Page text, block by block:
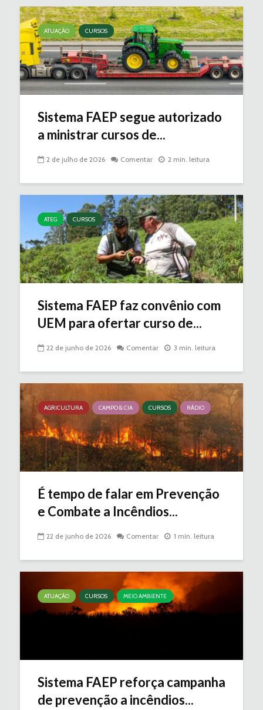
ATUAÇÃO CURSOS
Sistema FAEP segue autorizado
a ministrar cursos de...
2 de julho de 2026 Comentar 2 min. leitura
ATEG CURSOS
Sistema FAEP faz convênio com
UEM para ofertar curso de...
22 de junho de 2026 Comentar 3 min. leitura
AGRICULTURA CAMPO & CIA CURSOS RÁDIO
É tempo de falar em Prevenção
e Combate a Incêndios...
22 de junho de 2026 Comentar 1 min. leitura
ATUAÇÃO CURSOS MEIO AMBIENTE
Sistema FAEP reforça campanha
de prevenção a incêndios...